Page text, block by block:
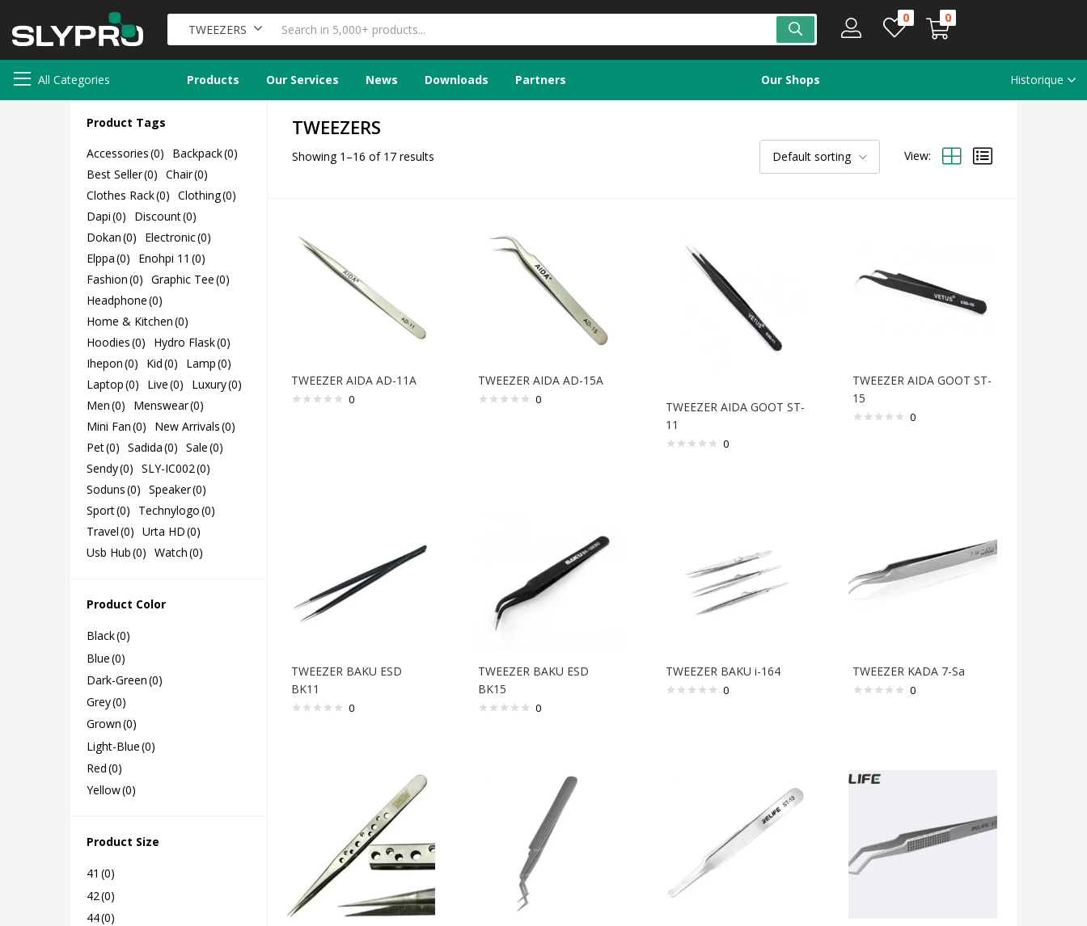
TWEEZERS
0 0
All Categories Products Our Services News Downloads Partners Our Shops Historique
Product Tags
Accessories(0) Backpack(0)
Best Seller(0) Chair(0)
Clothes Rack(0) Clothing(0)
Dapi(0) Discount(0)
Dokan(0) Electronic(0)
Elppa(0) Enohpi 11 (0)
Fashion(0) Graphic Tee(0)
Headphone(0)
Home & Kitchen(0)
Hoodies(0) Hydro Flask(0)
Ihepon(0) Kid(0) Lamp(0)
Laptop(0) Live(0) Luxury(0)
Men(0) Menswear(0)
Mini Fan(0) New Arrivals(0)
Pet(0) Sadida(0) Sale(0)
Sendy(0) SLY-IC002(0)
Soduns(0) Speaker(0)
Sport(0) Technylogo(0)
Travel(0) Urta HD(0)
Usb Hub(0) Watch(0)
Product Color
Black(0)
Blue(0)
Dark-Green(0)
Grey(0)
Grown(0)
Light-Blue(0)
Red(0)
Yellow(0)
Product Size
41 (0)
42(0)
44(0)
TWEEZERS
Showing 1–16 of 17 results Default sorting View:
TWEEZER AIDA AD-11A
0
TWEEZER AIDA AD-15A
0
TWEEZER AIDA GOOT ST-
11
0
TWEEZER AIDA GOOT ST-
15
0
TWEEZER BAKU ESD
BK11
0
TWEEZER BAKU ESD
BK15
0
TWEEZER BAKU i-164
0
TWEEZER KADA 7-Sa
0